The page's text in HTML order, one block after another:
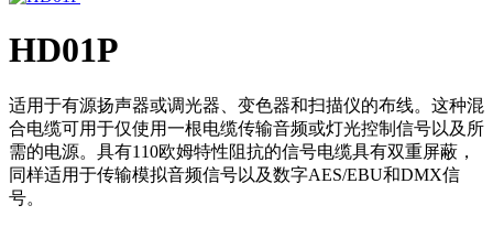
HD01P
适用于有源扬声器或调光器、变色器和扫描仪的布线。这种混
合电缆可用于仅使用一根电缆传输音频或灯光控制信号以及所
需的电源。具有110欧姆特性阻抗的信号电缆具有双重屏蔽，
同样适用于传输模拟音频信号以及数字AES/EBU和DMX信
号。